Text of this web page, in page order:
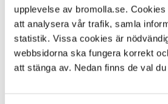
upplevelse av bromolla.se.
att analysera vår trafik, samla
statistik. Vissa cookies är
webbsidorna ska fungera korrekt
att stänga av. Nedan finns de val
På födelsedagar eller vid andra
att använda avskilt rum.
Växelboende
Växelboende innebär att du bor